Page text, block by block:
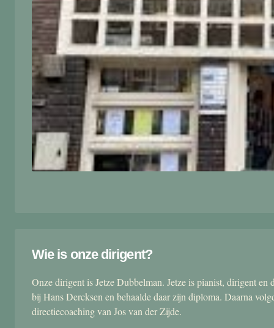
Wie is onze dirigent?
Onze dirigent is Jetze Dubbelman. Jetze is pianist, dirigent
bij Hans Dercksen en behaalde daar zijn diploma. Daarna
directiecoaching van Jos van der Zijde.